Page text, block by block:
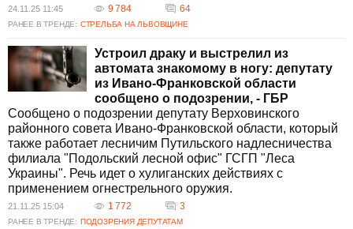
24.11.25 11:45 9 784 64
РАНЕЕ В ТРЕНДЕ: СТРЕЛЬБА НА ЛЬВОВЩИНЕ
Устроил драку и выстрелил из
автомата знакомому в ногу: депутату
из Ивано-Франковской области
сообщено о подозрении, - ГБР
Сообщено о подозрении депутату Верховинского
районного совета Ивано-Франковской области, который
также работает лесничим Путильского надлесничества
филиала "Подольский лесной офис" ГСГП "Леса
Украины". Речь идет о хулиганских действиях с
применением огнестрельного оружия.
21.11.25 15:04 1 772 3
РАНЕЕ В ТРЕНДЕ: ПОДОЗРЕНИЯ ДЕПУТАТАМ